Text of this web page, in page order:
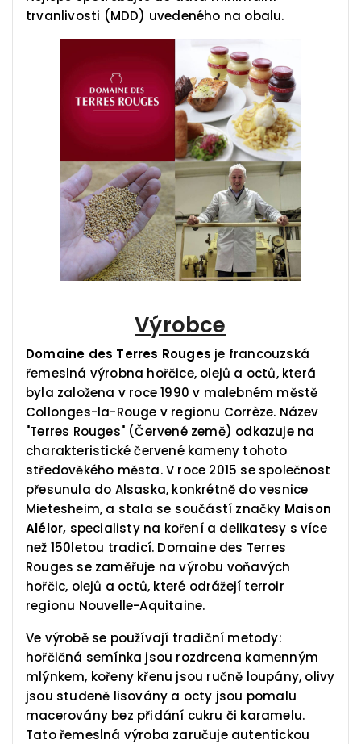
trvanlivosti (MDD) uvedeného na obalu.
Výrobce
Domaine des Terres Rouges je francouzská
řemeslná výrobna hořčice, olejů a octů, která
byla založena v roce 1990 v malebném městě
Collonges-la-Rouge v regionu Corrèze. Název
"Terres Rouges" (Červené země) odkazuje na
charakteristické červené kameny tohoto
středověkého města. V roce 2015 se společnost
přesunula do Alsaska, konkrétně do vesnice
Mietesheim, a stala se součástí značky Maison
Alélor, specialisty na koření a delikatesy s více
než 150letou tradicí. Domaine des Terres
Rouges se zaměřuje na výrobu voňavých
hořčic, olejů a octů, které odrážejí terroir
regionu Nouvelle-Aquitaine.
Ve výrobě se používají tradiční metody:
hořčičná semínka jsou rozdrcena kamenným
mlýnkem, kořeny křenu jsou ručně loupány, olivy
jsou studeně lisovány a octy jsou pomalu
macerovány bez přidání cukru či karamelu.
Tato řemeslná výroba zaručuje autentickou